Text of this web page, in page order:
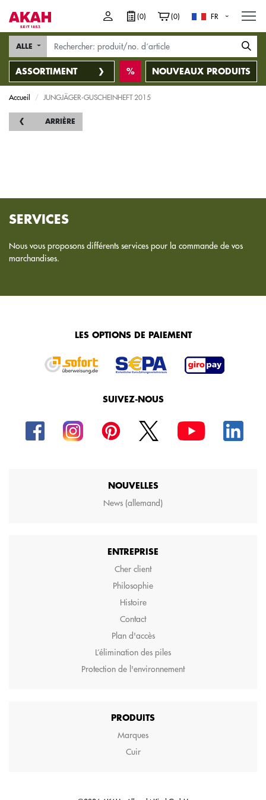
(0) (0) FR
ASSORTIMENT
ALLE
NOUVEAUX PRODUITS
Accueil JUNGJÄGER-GUSCHEINHEFT 2015
ARRIÈRE
SERVICES
Nous vous proposons différents services pour la commande de vos
marchandises.
LES OPTIONS DE PAIEMENT
SUIVEZ-NOUS
NOUVELLES
News (allemand)
ENTREPRISE
Cher client
Philosophie
Histoire
Contact
Plan d'accès
L’élimination des piles
Protection de l'environnement
PRODUITS
Marques
Cuir